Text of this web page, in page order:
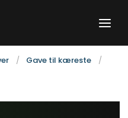
Gave til kæreste